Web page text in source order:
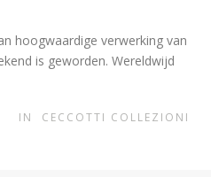
hoogwaardige verwerking van
is geworden. Wereldwijd
IN CECCOTTI COLLEZIONI